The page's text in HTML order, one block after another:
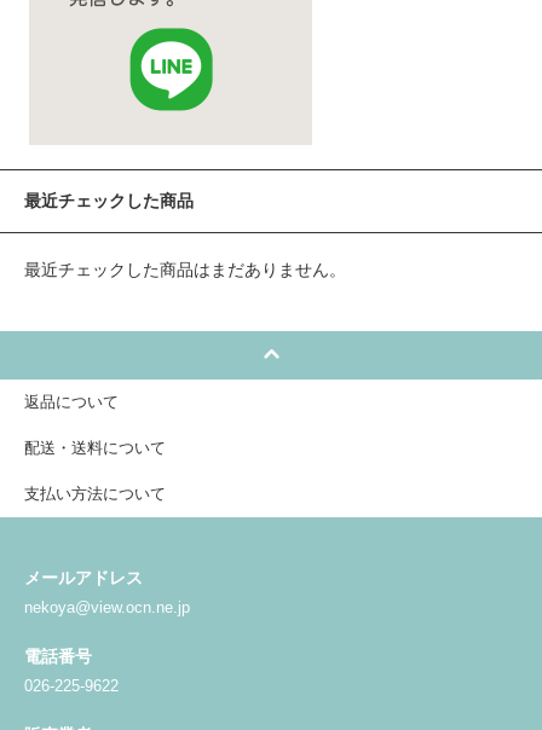
最近チェックした商品
最近チェックした商品はまだありません。
返品について
配送・送料について
支払い方法について
メールアドレス
nekoya@view.ocn.ne.jp
電話番号
026-225-9622